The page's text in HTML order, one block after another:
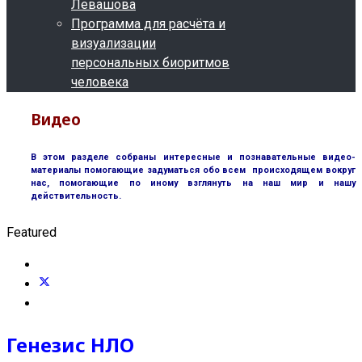
Левашова
Программа для расчёта и
визуализации
персональных биоритмов
человека
Видео
В этом разделе собраны интересные и познавательные видео-
материалы помогающие задуматься обо всем происходящем вокруг
нас, помогающие по иному взглянуть на наш мир и нашу
действительность.
Featured
Генезис НЛО